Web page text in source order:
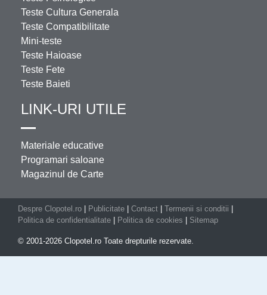
Teste Cultura Generala
Teste Compatibilitate
Mini-teste
Teste Haioase
Teste Fete
Teste Baieti
LINK-URI UTILE
Materiale educative
Programari saloane
Magazinul de Carte
Despre Clopotel.ro Publicitate Contact Termenii si conditii
Politica de confidentialitate
Politica de cookies Sitemap
© 2001-2026 Clopotel.ro Toate drepturile rezervate.